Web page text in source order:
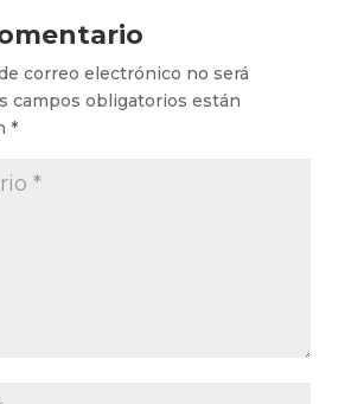
correo electrónico no será
campos obligatorios están
*